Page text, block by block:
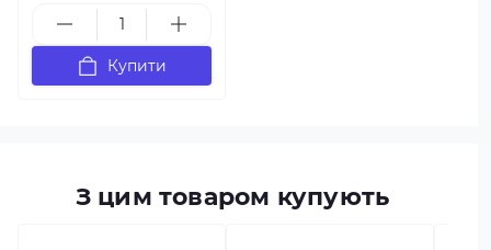
Купити
З цим товаром купують